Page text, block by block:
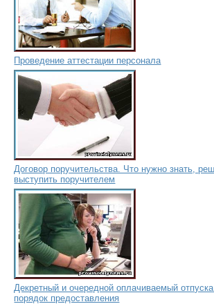
Проведение аттестации персонала
Договор поручительства. Что нужно знать,
выступить поручителем
Декретный и очередной оплачиваемый
порядок предоставления